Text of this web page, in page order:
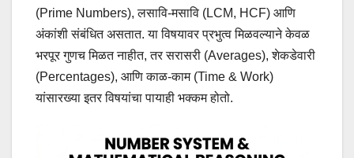
(Prime Numbers), लसावि-मसावि (LCM, HCF) आणि
अंकांशी संबंधित असतात. या विषयावर प्रभुत्व मिळवल्याने केवळ
भरपूर गुणच मिळत नाहीत, तर सरासरी (Averages), शेकडेवारी
(Percentages), आणि काळ-काम (Time & Work)
यांसारख्या इतर विषयांचा पायाही भक्कम होतो.